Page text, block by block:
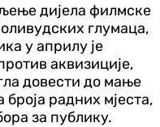
дијела филмске
глумаца,
у априлу је
аквизиције,
довести до мање
радних мјеста,
за публику.